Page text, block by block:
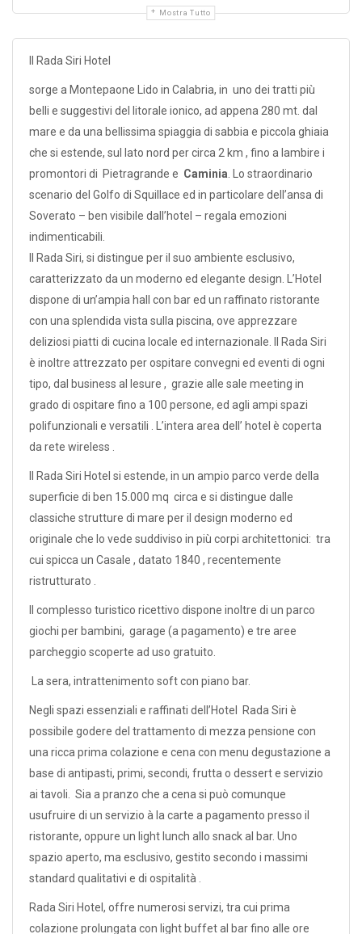
Mostra Tutto
Il Rada Siri Hotel
sorge a Montepaone Lido in Calabria, in uno dei tratti più
belli e suggestivi del litorale ionico, ad appena 280 mt. dal
mare e da una bellissima spiaggia di sabbia e piccola ghiaia
che si estende, sul lato nord per circa 2 km , fino a lambire i
promontori di Pietragrande e Caminia . Lo straordinario
scenario del Golfo di Squillace ed in particolare dell’ansa di
Soverato – ben visibile dall’hotel – regala emozioni
indimenticabili.
Il Rada Siri, si distingue per il suo ambiente esclusivo,
caratterizzato da un moderno ed elegante design. L’Hotel
dispone di un’ampia hall con bar ed un raffinato ristorante
con una splendida vista sulla piscina, ove apprezzare
deliziosi piatti di cucina locale ed internazionale. Il Rada Siri
è inoltre attrezzato per ospitare convegni ed eventi di ogni
tipo, dal business al lesure , grazie alle sale meeting in
grado di ospitare fino a 100 persone, ed agli ampi spazi
polifunzionali e versatili . L’intera area dell’ hotel è coperta
da rete wireless .
Il Rada Siri Hotel si estende, in un ampio parco verde della
superficie di ben 15.000 mq circa e si distingue dalle
classiche strutture di mare per il design moderno ed
originale che lo vede suddiviso in più corpi architettonici: tra
cui spicca un Casale , datato 1840 , recentemente
ristrutturato .
Il complesso turistico ricettivo dispone inoltre di un parco
giochi per bambini, garage (a pagamento) e tre aree
parcheggio scoperte ad uso gratuito.
La sera, intrattenimento soft con piano bar.
Negli spazi essenziali e raffinati dell’Hotel Rada Siri è
possibile godere del trattamento di mezza pensione con
una ricca prima colazione e cena con menu degustazione a
base di antipasti, primi, secondi, frutta o dessert e servizio
ai tavoli. Sia a pranzo che a cena si può comunque
usufruire di un servizio à la carte a pagamento presso il
ristorante, oppure un light lunch allo snack al bar. Uno
spazio aperto, ma esclusivo, gestito secondo i massimi
standard qualitativi e di ospitalità .
Rada Siri Hotel, offre numerosi servizi, tra cui prima
colazione prolungata con light buffet al bar fino alle ore